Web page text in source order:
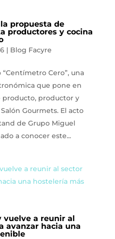
propuesta de
productores y cocina
| Blog Facyre
“Centímetro Cero”, una
que pone en
producto, productor y
Gourmets. El acto
de Grupo Miguel
a conocer este...
vuelve a reunir al
avanzar hacia una